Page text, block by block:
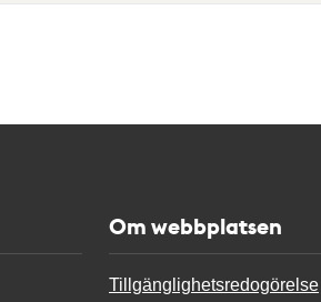
Om webbplatsen
Tillgänglighetsredogörelse